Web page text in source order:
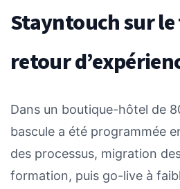
Stayntouch sur
retour
Dans un boutique-hôtel de
bascule a été programmée
des processus, migration
formation, puis go-live à